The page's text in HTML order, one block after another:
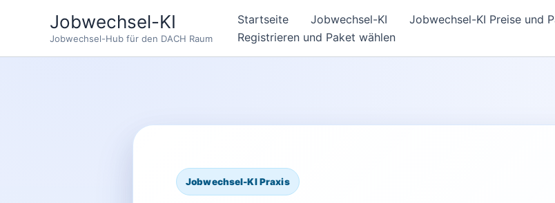
Jobwechsel-KI
Jobwechsel-Hub für den DACH Raum
Startseite Jobwechsel-KI Jobwechsel-KI Preise und
Registrieren und Paket wählen